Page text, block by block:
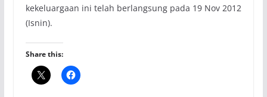
kekeluargaan ini telah berlangsung pada 19 Nov 2012
(Isnin).
Share this: